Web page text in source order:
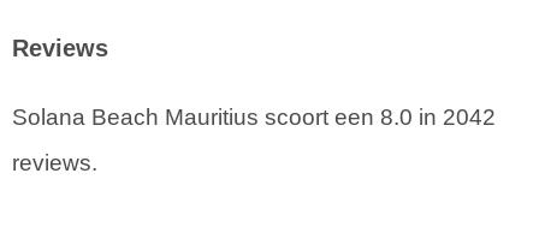
Reviews
Solana Beach Mauritius scoort een 8.0 in 2042
reviews.